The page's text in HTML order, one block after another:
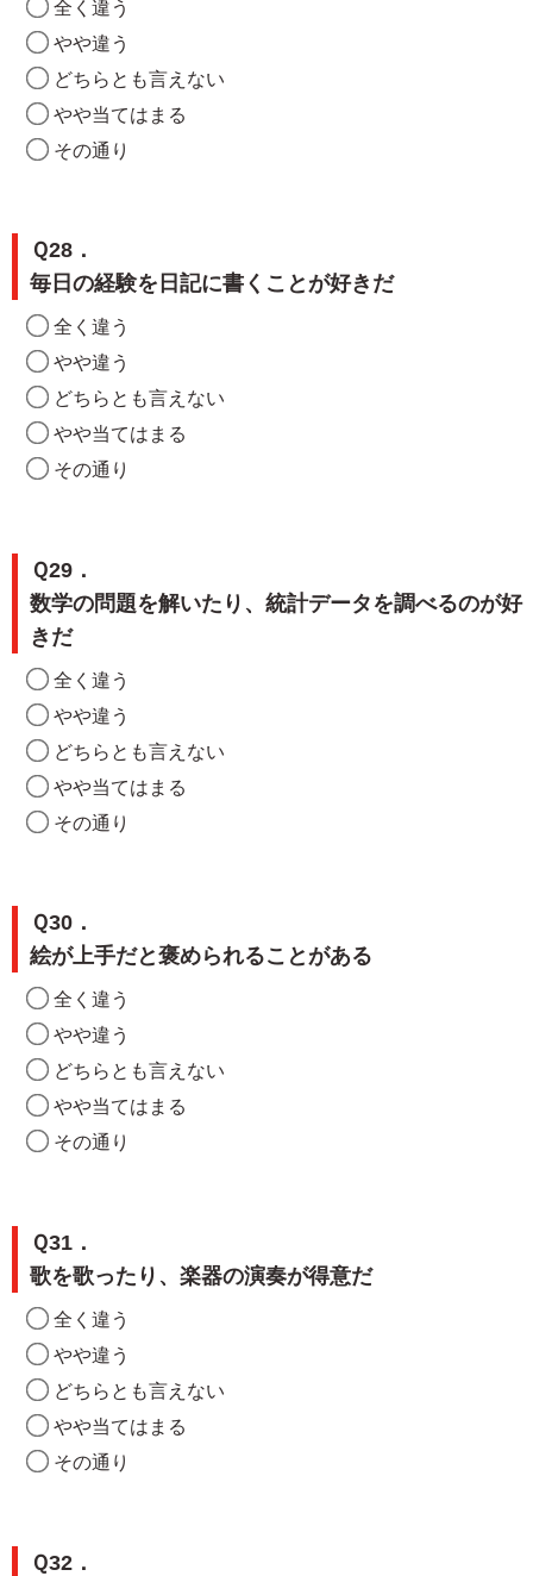
全く違う
やや違う
どちらとも言えない
やや当てはまる
その通り
Ｑ28．
毎日の経験を日記に書くことが好きだ
全く違う
やや違う
どちらとも言えない
やや当てはまる
その通り
Ｑ29．
数学の問題を解いたり、統計データを調べるのが好
きだ
全く違う
やや違う
どちらとも言えない
やや当てはまる
その通り
Ｑ30．
絵が上手だと褒められることがある
全く違う
やや違う
どちらとも言えない
やや当てはまる
その通り
Ｑ31．
歌を歌ったり、楽器の演奏が得意だ
全く違う
やや違う
どちらとも言えない
やや当てはまる
その通り
Ｑ32．